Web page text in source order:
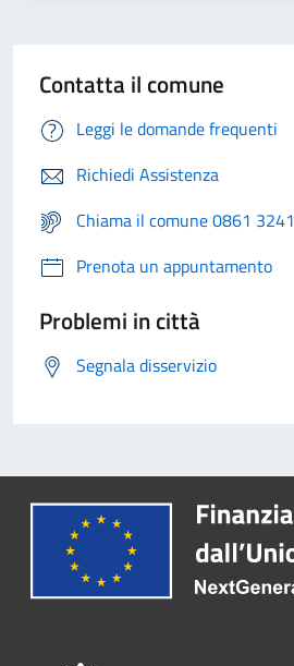
Contatta il comune
Leggi le domande frequenti
Richiedi Assistenza
Chiama il comune 0861 3241
Prenota un appuntamento
Problemi in città
Segnala disservizio